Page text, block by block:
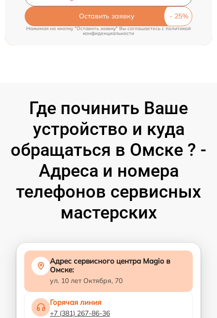
Оставить заявку
Нажимая на кнопку "Оставить заявку" Вы соглашаетесь cполитикой
конфиденциальности
Где починить Ваше
устройство и куда
обращаться в Омске ? -
Адреса и номера
телефонов сервисных
мастерских
Адрес сервисного центра Magio в
Омске:
ул. 10 лет Октября, 70
Горячая линия
+7 (381) 267-86-36